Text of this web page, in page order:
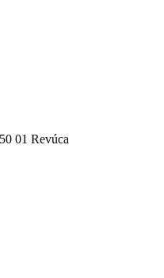
01 Revúca